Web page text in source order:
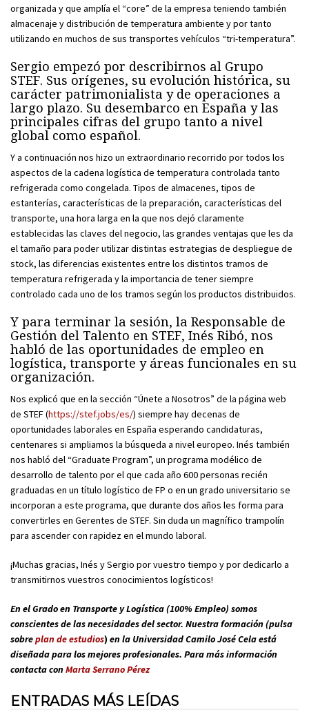
organizada y que amplía el “core” de la empresa teniendo también
almacenaje y distribución de temperatura ambiente y por tanto
utilizando en muchos de sus transportes vehículos “tri-temperatura”.
Sergio empezó por describirnos al Grupo
STEF. Sus orígenes, su evolución histórica, su
carácter patrimonialista y de operaciones a
largo plazo. Su desembarco en España y las
principales cifras del grupo tanto a nivel
global como español.
Y a continuación nos hizo un extraordinario recorrido por todos los
aspectos de la cadena logística de temperatura controlada tanto
refrigerada como congelada. Tipos de almacenes, tipos de
estanterías, características de la preparación, características del
transporte, una hora larga en la que nos dejó claramente
establecidas las claves del negocio, las grandes ventajas que les da
el tamaño para poder utilizar distintas estrategias de despliegue de
stock, las diferencias existentes entre los distintos tramos de
temperatura refrigerada y la importancia de tener siempre
controlado cada uno de los tramos según los productos distribuidos.
Y para terminar la sesión, la Responsable de
Gestión del Talento en STEF, Inés Ribó, nos
habló de las oportunidades de empleo en
logística, transporte y áreas funcionales en su
organización.
Nos explicó que en la sección “Únete a Nosotros” de la página web
de STEF (https://stef.jobs/es/) siempre hay decenas de
oportunidades laborales en España esperando candidaturas,
centenares si ampliamos la búsqueda a nivel europeo. Inés también
nos habló del “Graduate Program”, un programa modélico de
desarrollo de talento por el que cada año 600 personas recién
graduadas en un título logístico de FP o en un grado universitario se
incorporan a este programa, que durante dos años les forma para
convertirles en Gerentes de STEF. Sin duda un magnífico trampolín
para ascender con rapidez en el mundo laboral.
¡Muchas gracias, Inés y Sergio por vuestro tiempo y por dedicarlo a
transmitirnos vuestros conocimientos logísticos!
En el Grado en Transporte y Logística (100% Empleo) somos
conscientes de las necesidades del sector. Nuestra formación (pulsa
sobreplan de estudios) en la Universidad Camilo José Cela está
diseñada para los mejores profesionales. Para más información
contacta conMarta Serrano Pérez
ENTRADAS MÁS LEÍDAS